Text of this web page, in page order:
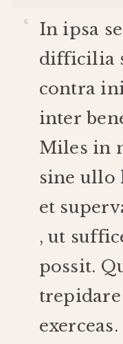
In ipsa
difficilia
contra
inter
Miles in
sine ullo
et
,ut
possit.
trepidare
exerceas.